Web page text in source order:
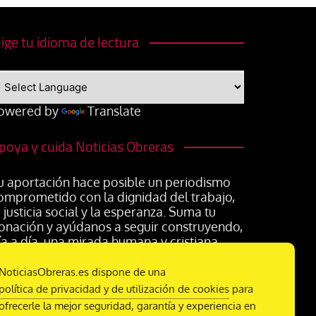
tu idioma de lectura
by Translate
y cuida Noticias Obreras
aportación hace posible un periodismo
con la dignidad del trabajo,
justicia social y la esperanza. Suma tu
y ayúdanos a seguir construyendo,
a día, una mirada humana y cristiana
dispone de una
de privacidad y de utilización de cookies para
la mejor seguridad, garantía y experiencia en